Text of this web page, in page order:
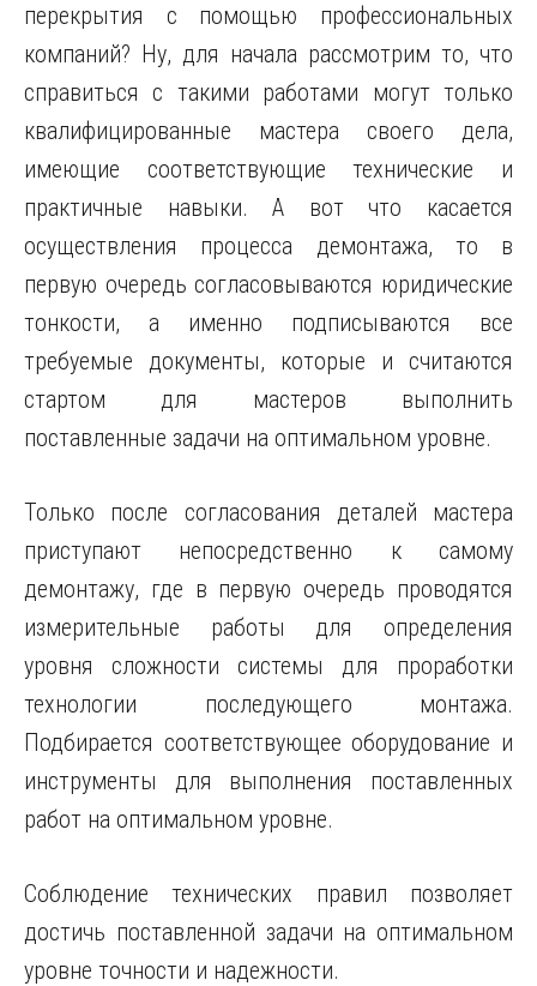
перекрытия с помощью профессиональных
компаний? Ну, для начала рассмотрим то, что
справиться с такими работами могут только
квалифицированные мастера своего дела,
имеющие соответствующие технические и
практичные навыки. А вот что касается
осуществления процесса демонтажа, то в
первую очередь согласовываются юридические
тонкости, а именно подписываются все
требуемые документы, которые и считаются
стартом для мастеров выполнить
поставленные задачи на оптимальном уровне.
Только после согласования деталей мастера
приступают непосредственно к самому
демонтажу, где в первую очередь проводятся
измерительные работы для определения
уровня сложности системы для проработки
технологии последующего монтажа.
Подбирается соответствующее оборудование и
инструменты для выполнения поставленных
работ на оптимальном уровне.
Соблюдение технических правил позволяет
достичь поставленной задачи на оптимальном
уровне точности и надежности.